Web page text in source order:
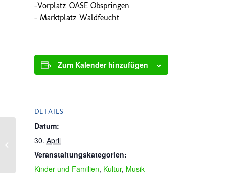
-Vorplatz OASE Obspringen
– Marktplatz Waldfeucht
Zum Kalender hinzufügen
DETAILS
Datum:
30. April
Veranstaltungskategorien:
Kinder und Familien, Kultur, Musik
Spaziergang „Waldfeucht entdecken
(historischer Ortskern und Wallanlagen)